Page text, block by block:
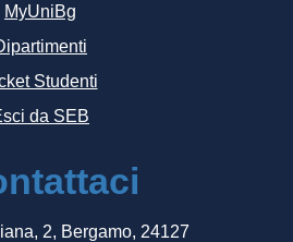
MyUniBg
Studenti
da SEB
2, Bergamo, 24127